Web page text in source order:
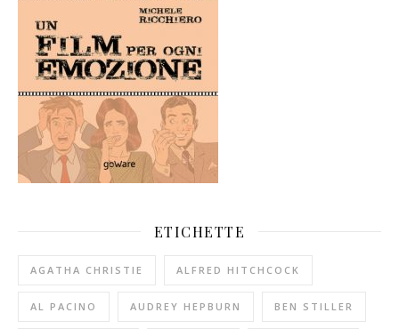
ETICHETTE
AGATHA CHRISTIE ALFRED HITCHCOCK
AL PACINO AUDREY HEPBURN BEN STILLER